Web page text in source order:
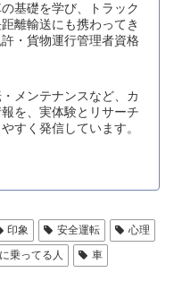
基礎を学び、トラック
離輸送にも携わってき
・貨物運行管理者資格
メンテナンスなど、カ
を、実体験とリサーチ
すく発信しています。
印象 安全運転
心理
乗ってる人
車